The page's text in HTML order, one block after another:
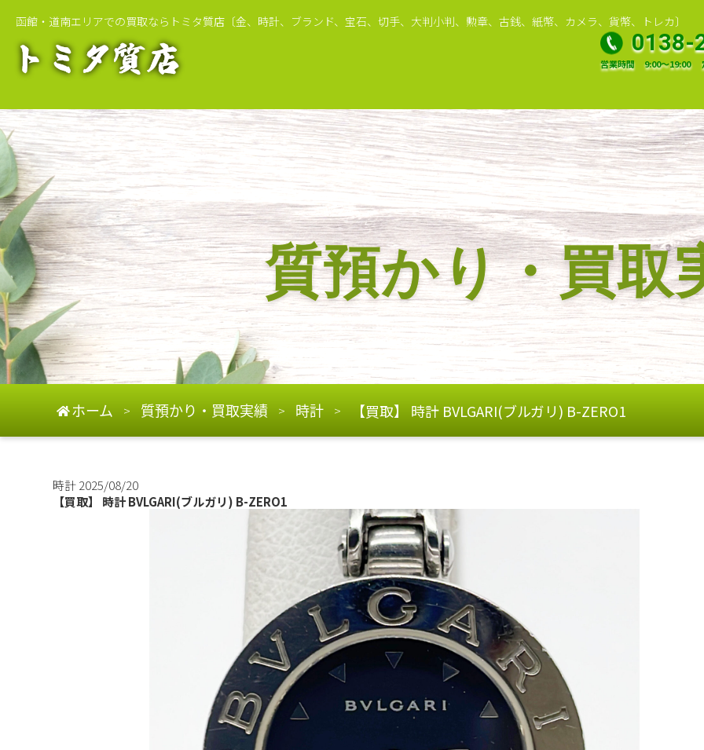
函館・道南エリアでの買取ならトミタ質店 〔金、時計、ブランド、宝石、切手、大判小判、勲章、古銭、紙幣、カメラ、貨幣、トレカ〕
0138-
営業時間 9:00～19:00
質預かり・買取
ホーム > 質預かり・買取実績 > 時計 > 【買取】 時計 BVLGARI(ブルガリ) B-ZERO1
時計2025/08/20
【買取】 時計 BVLGARI(ブルガリ) B-ZERO1